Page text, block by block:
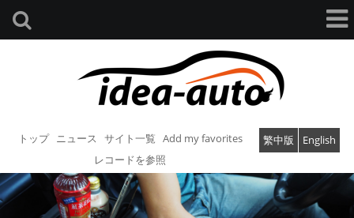
トップ ニュース サイト一覧 Add my favorites 繁中版
English
レコードを参照